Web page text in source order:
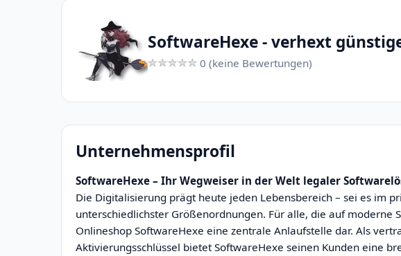
SoftwareHexe - verhext
0 (keine Bewertungen)
Unternehmensprofil
SoftwareHexe – Ihr Wegweiser in der Welt legaler
Die Digitalisierung prägt heute jeden Lebensbereich – sei es im
unterschiedlichster Größenordnungen. Für alle, die auf moderne
Onlineshop SoftwareHexe eine zentrale Anlaufstelle dar. Als
Aktivierungsschlüssel bietet SoftwareHexe seinen Kunden eine